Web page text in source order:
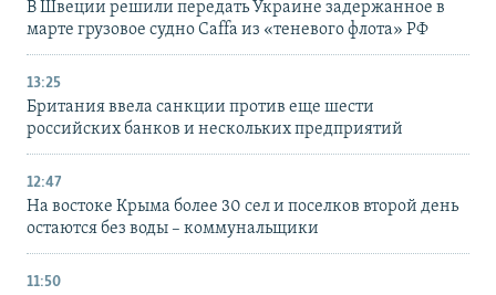
В Швеции решили передать Украине задержанное в
марте грузовое судно Caffa из «теневого флота» РФ
13:25
Британия ввела санкции против еще шести
российских банков и нескольких предприятий
12:47
На востоке Крыма более 30 сел и поселков второй день
остаются без воды – коммунальщики
11:50